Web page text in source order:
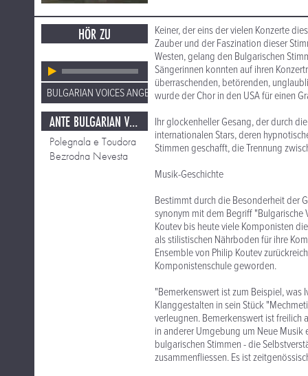
HÖR ZU
BULGARIAN VOICES ANGELITE
ANTE BULGARIAN VOICES
Polegnala e Toudora
Bezrodna Nevesta
Keiner, der eins der vielen Konzerte
Zauber und der Faszination dieser
Westen, gelang den Bulgarischen
Sängerinnen konnten auf ihren
überraschenden, betörenden,
wurde der Chor in den USA für einen
Ihr glockenheller Gesang, der durch
internationalen Stars, deren
Stimmen geschafft, die Trennung
Musik-Geschichte
Bestimmt durch die Besonderheit der
synonym mit dem Begriff "Bulgarische
Koutev bis heute viele Komponisten
als stilistischen Nährboden für ihre
Ensemble von Philip Koutev
Komponistenschule geworden.
"Bemerkenswert ist zum Beispiel,
Klanggestalten in sein Stück
verleugnen. Bemerkenswert ist freilich
in anderer Umgebung um Neue
bulgarischen Stimmen - die
zusammenfliessen. Es ist